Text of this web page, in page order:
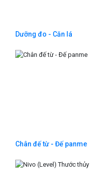
Dưỡng đo - Căn lá
Chân đế từ - Đế panme